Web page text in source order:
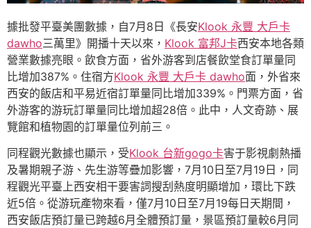
據批發平臺美團數據，自7月8日《長安Klook 永豐 大戶卡
dawho三萬里》開播十天以來， Klook 富邦J卡西安本地各類
營業數據亮眼。飲食方面，省外游客到店餐飲堂食訂單量同
比增加387%。住宿方Klook 永豐 大戶卡 dawho面，外省來
西安的飯店和平易近宿訂單量同比增加339%。門票方面，省
外游客的游玩訂單量同比增加超28倍。此中，人文奇跡、展
覽館和植物園的訂單量位列前三。
同程觀光數據也顯示，受Klook 台新gogo卡害于影視劇熱播
及暑期親子游、先生游等疊加影響，7月10日至7月19日，同
程觀光平臺上西安相干要害詞搜刮熱度明顯增加，環比下跌
近5倍。從游玩產物來看，僅7月10日至7月19每日天期間，
西安飯店預訂量已跨越6月全體預訂量，景區預訂量較6月同